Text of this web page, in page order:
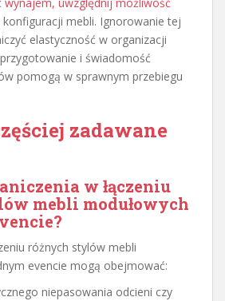
wynajem, uwzględnij możliwość
konfiguracji mebli. Ignorowanie tej
elastyczność w organizacji
i świadomość
pomogą w sprawnym przebiegu
zadawane
w łączeniu
mebli modułowych
różnych stylów mebli
evencie mogą obejmować:
niepasowania odcieni czy